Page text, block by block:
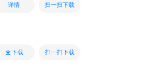
详情 扫一扫下载
下载 扫一扫下载